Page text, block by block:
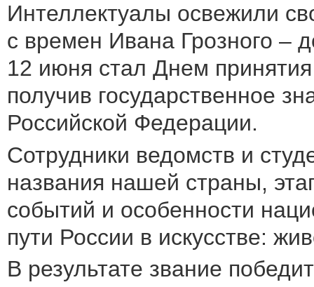
Интеллектуалы освежили
с времен Ивана Грозного –
12 июня стал Днем
получив государственное
Российской Федерации.
Сотрудники ведомств и
названия нашей страны,
событий и особенности
пути России в искусстве:
В результате звание